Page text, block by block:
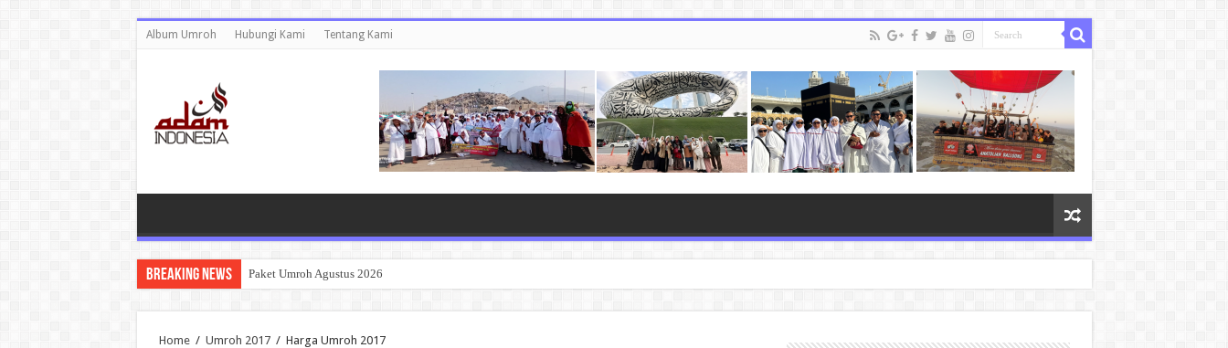
Album Umroh Hubungi Kami Tentang Kami
Breaking News Paket Umroh Agustus 2026
Home / Umroh 2017 / Harga Umroh 2017